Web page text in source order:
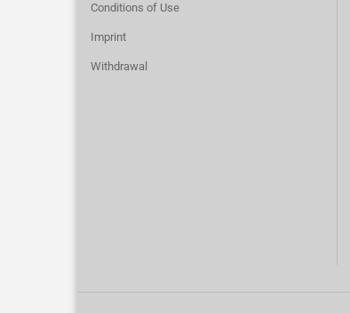
Conditions of Use
Imprint
Withdrawal